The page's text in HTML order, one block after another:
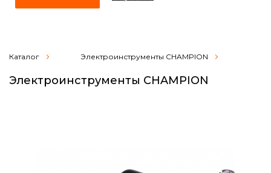
Каталог Электроинструменты CHAMPION
Электроинструменты CHAMPION